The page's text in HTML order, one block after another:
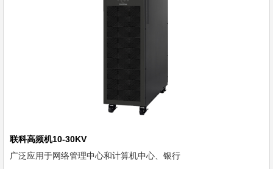
联科高频机10-30KV
广泛应用于网络管理中心和计算机中心、银行